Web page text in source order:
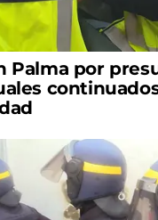
Palma por